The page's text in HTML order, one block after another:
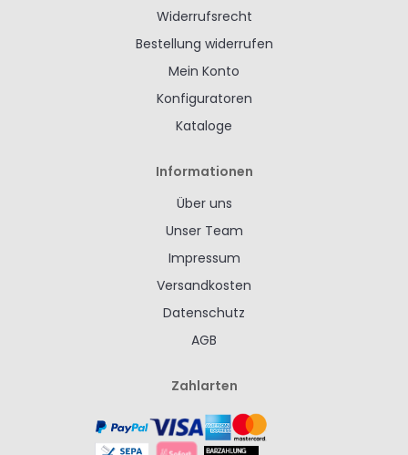
Widerrufsrecht
Bestellung widerrufen
Mein Konto
Konfiguratoren
Kataloge
Informationen
Über uns
Unser Team
Impressum
Versandkosten
Datenschutz
AGB
Zahlarten